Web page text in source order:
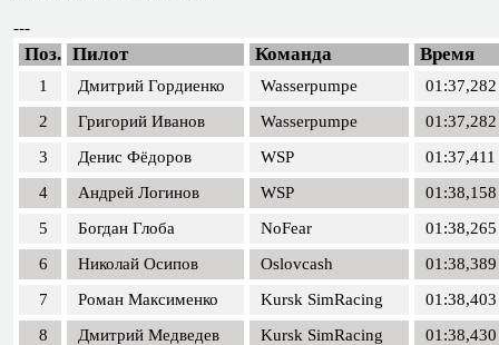
---
Поз. Пилот Команда Время
1 Дмитрий Гордиенко Wasserpumpe
01:37,282
2
Григорий Иванов Wasserpumpe
01:37,282
3
Денис Фёдоров WSP
01:37,411
4
Андрей Логинов WSP
01:38,158
5
Богдан Глоба NoFear
01:38,265
6
Николай Осипов Oslovcash
01:38,389
7
Роман Максименко Kursk SimRacing
01:38,403
8
Дмитрий Медведев Kursk SimRacing
01:38,430